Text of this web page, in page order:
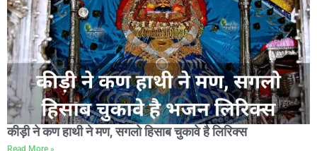
कीड़ी ने कण हाथी ने मण, सगलो हिसाब चुकावे है लिरिक्स